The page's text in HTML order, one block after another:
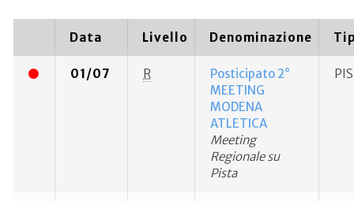
Data Livello Denominazione
01/07 R
Posticipato 2°
MEETING
MODENA
ATLETICA
Meeting
Regionale su
Pista